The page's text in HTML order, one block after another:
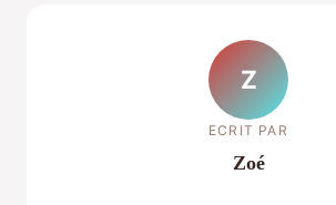
Z
ECRIT PAR
Zoé